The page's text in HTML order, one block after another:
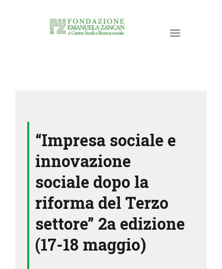
ATTIVITÀ E PROGETTI
PUBBLICAZIONI
RISORSE
NEWS
DONA ORA
IL MIO ACCOUNT
CARRELLO
“Impresa sociale e
innovazione
sociale dopo la
riforma del Terzo
settore” 2a edizione
(17-18 maggio)